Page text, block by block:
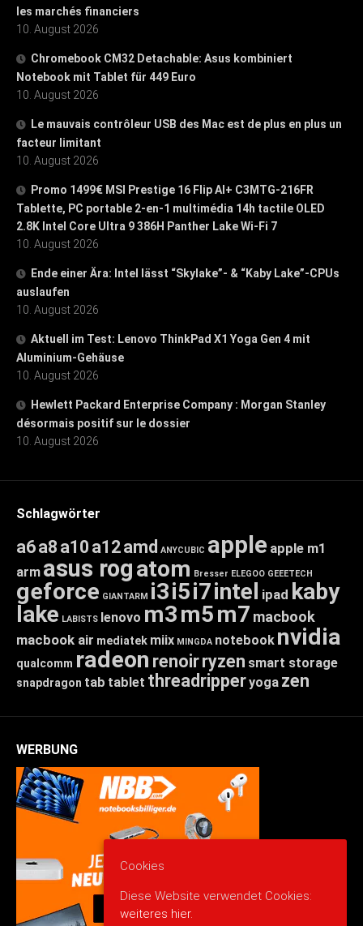
les marchés financiers
10. August 2026
Chromebook CM32 Detachable: Asus kombiniert
Notebook mit Tablet für 449 Euro
10. August 2026
Le mauvais contrôleur USB des Mac est de plus en plus un
facteur limitant
10. August 2026
Promo 1499€ MSI Prestige 16 Flip AI+ C3MTG-216FR
Tablette, PC portable 2-en-1 multimédia 14h tactile OLED
2.8K Intel Core Ultra 9 386H Panther Lake Wi-Fi 7
10. August 2026
Ende einer Ära: Intel lässt “Skylake”- & “Kaby Lake”-CPUs
auslaufen
10. August 2026
Aktuell im Test: Lenovo ThinkPad X1 Yoga Gen 4 mit
Aluminium-Gehäuse
10. August 2026
Hewlett Packard Enterprise Company : Morgan Stanley
désormais positif sur le dossier
10. August 2026
Schlagwörter
a6a8 a10 a12amd ANYCUBIC apple apple m1
arm asus rogatom Bresser ELEGOO GEEETECH
geforce GIANTARM i3i5i7intel ipad kaby
lake LABISTS lenovo m3m5m7 macbook
macbook air mediatek miix MINGDA notebook nvidia
qualcomm radeon renoirryzen smart storage
snapdragon tab tablet threadripperyoga zen
WERBUNG
Cookies
Diese Website verwendet Cookies:
weiteres hier.